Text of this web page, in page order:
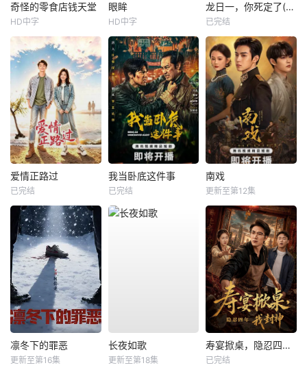
奇怪的零食店钱天堂
HD中字
眼眸
HD中字
龙日一，你死定了(短剧)
已完结
爱情正路过
已完结
我当卧底这件事
已完结
南戏
更新至第12集
凛冬下的罪恶
更新至第16集
长夜如歌
更新至第18集
寿宴掀桌，隐忍四年我封神
已完结